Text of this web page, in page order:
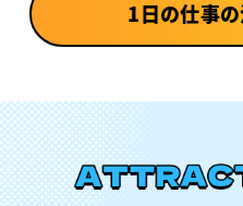
1日の仕事